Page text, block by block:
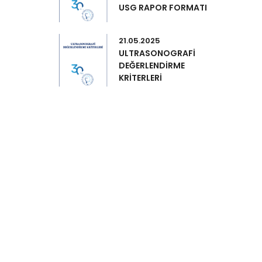
USG RAPOR FORMATI
21.05.2025
ULTRASONOGRAFİ
DEĞERLENDİRME
KRİTERLERİ